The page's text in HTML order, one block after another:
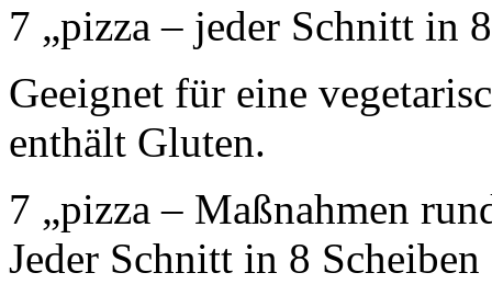
7 „pizza – jeder Schnitt in
Geeignet für eine
enthält Gluten.
7 „pizza – Maßnahmen
Jeder Schnitt in 8 Scheiben